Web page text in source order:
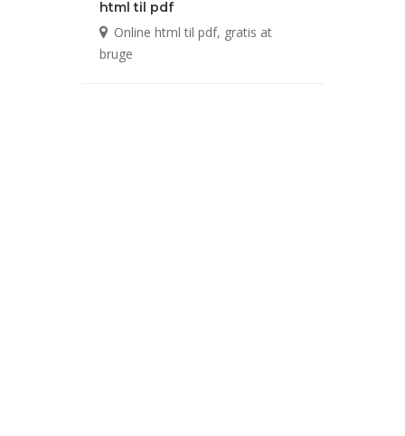
html til pdf
Online html til pdf, gratis at
bruge